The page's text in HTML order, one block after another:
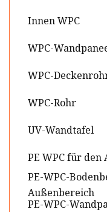
Innen WPC
WPC-
WPC-
WPC-Rohr
UV-Wandtafel
PE WPC für
PE-WPC-
Außenbereich
PE-WPC-